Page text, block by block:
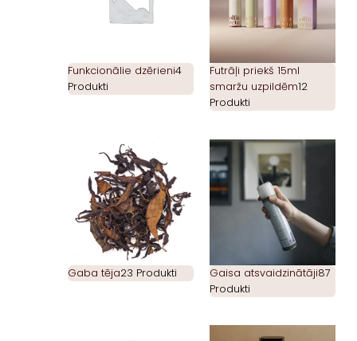
Funkcionālie dzērieni4
Produkti
Futrāļi priekš 15ml
smaržu uzpildēm12
Produkti
Gaba tēja23 Produkti Gaisa atsvaidzinātāji87
Produkti